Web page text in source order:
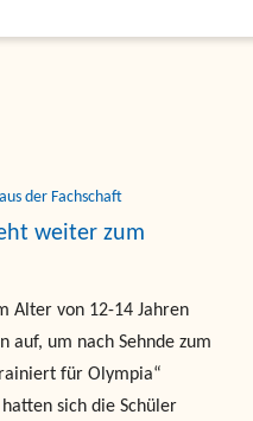
weiter zum
Alter von 12-14 Jahren
auf, um nach Sehnde zum
für Olympia“
sich die Schüler
der Fachschaft